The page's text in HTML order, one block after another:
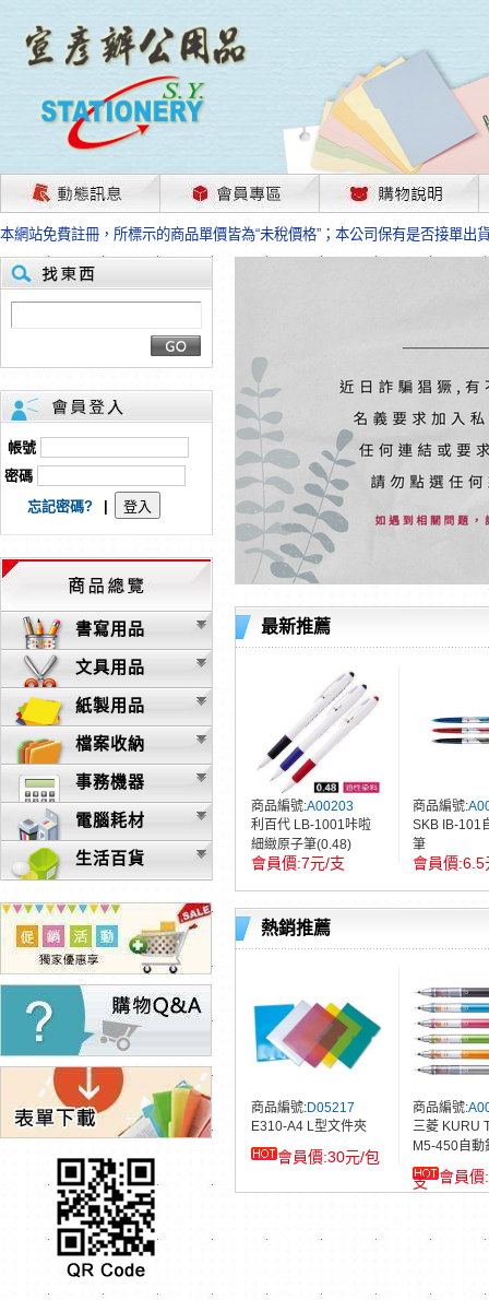
茲因國際情勢變化石油及塑化原物料波動漲幅甚大，部份上游供應商已採取
本網站免費註冊，所標示的商品單價皆為“未稅價格”；本公司保有是否接單出
HP、EPSON、CANON原廠耗材價格浮動，下單前請先跟客服人員確認最新
本網站免費註冊，所標示的商品單價皆為“未稅價格”；本公司保有是否接單出
匯款客戶請注意！因商品繁複來不及發現短缺，遂待客服人員跟您確認訂單
茲因國際情勢變化石油及塑化原物料波動漲幅甚大，部份上游供應商已採取
本網站免費註冊，所標示的商品單價皆為“未稅價格”；本公司保有是否接單出
HP、EPSON、CANON原廠耗材價格浮動，下單前請先跟客服人員確認最新
本網站免費註冊，所標示的商品單價皆為“未稅價格”；本公司保有是否接單出
匯款客戶請注意！因商品繁複來不及發現短缺，遂待客服人員跟您確認訂單
本網站免費註冊，所標示的商品單價皆為“未稅價格”；本公司保有是否接單出
帳號
密碼
忘記密碼?
書寫用品
文具用品
紙製用品
檔案收納
事務機器
電腦耗材
生活百貨
最新推薦
商品編號:A00203
利百代 LB-1001咔啦
細緻原子筆(0.48)
7元/支
商品編號:
SKB IB-101
筆
6.5
熱銷推薦
商品編號:D05217
E310-A4 L型文件夾
30元/包
商品編號:
三菱 KURU
M5-450自動
支